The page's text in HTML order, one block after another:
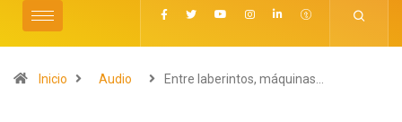
Inicio Audio Entre laberintos, máquinas…